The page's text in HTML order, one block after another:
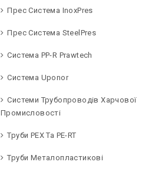
Прес Система InoxPres
Прес Система SteelPres
Система PP-R Prawtech
Система Uponor
Системи Трубопроводів Харчової
Промисловості
Труби PEX Та PE-RT
Труби Металопластикові